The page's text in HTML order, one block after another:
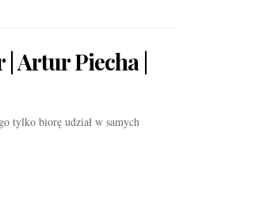
Artur Piecha |
tylko biorę udział w samych